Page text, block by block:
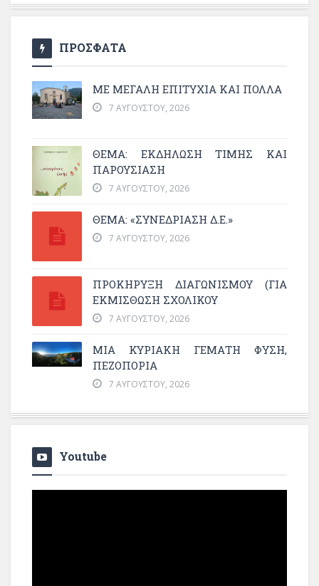
ΠΡΟΣΦΑΤΑ
ΜΕ ΜΕΓΆΛΗ ΕΠΙΤΥΧΊΑ ΚΑΙ ΠΟΛΛΆ
7 ΑΥΓΟΎΣΤΟΥ, 2026
ΘΈΜΑ: ΕΚΔΉΛΩΣΗ ΤΙΜΉΣ ΚΑΙ
ΠΑΡΟΥΣΊΑΣΗ
7 ΑΥΓΟΎΣΤΟΥ, 2026
ΘΕΜΑ: «ΣΥΝΕΔΡΊΑΣΗ Δ.Ε.»
7 ΑΥΓΟΎΣΤΟΥ, 2026
ΠΡΟΚΗΡΥΞΗ ΔΙΑΓΩΝΙΣΜΟΥ (ΓΙΑ
ΕΚΜΊΣΘΩΣΗ ΣΧΟΛΙΚΟΎ
7 ΑΥΓΟΎΣΤΟΥ, 2026
ΜΙΑ ΚΥΡΙΑΚΉ ΓΕΜΆΤΗ ΦΎΣΗ,
ΠΕΖΟΠΟΡΊΑ
7 ΑΥΓΟΎΣΤΟΥ, 2026
Youtube